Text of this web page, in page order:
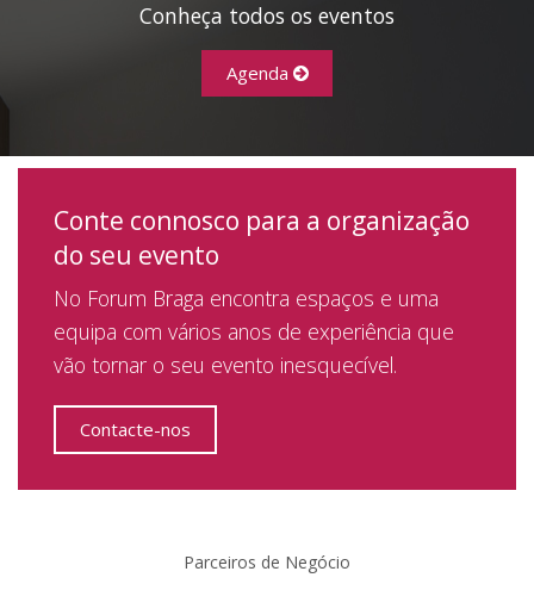
Conheça todos os eventos
Agenda
Conte connosco para a organização
do seu evento
No Forum Braga encontra espaços e uma
equipa com vários anos de experiência que
vão tornar o seu evento inesquecível.
Contacte-nos
Parceiros de Negócio